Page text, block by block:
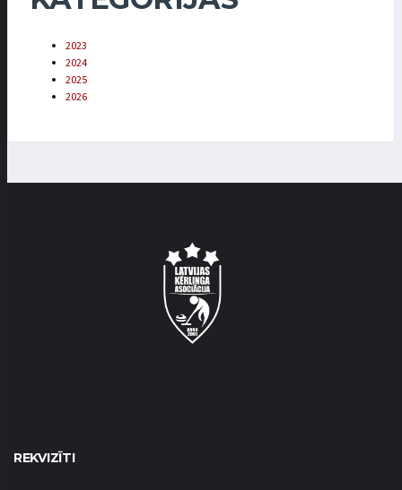
2023
2024
2025
2026
REKVIZĪTI